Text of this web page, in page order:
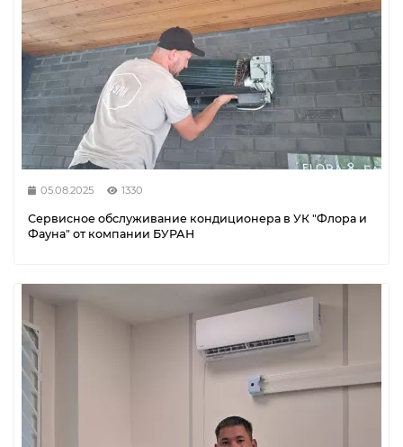
05.08.2025 1330
Сервисное обслуживание кондиционера в УК "Флора и
Фауна" от компании БУРАН